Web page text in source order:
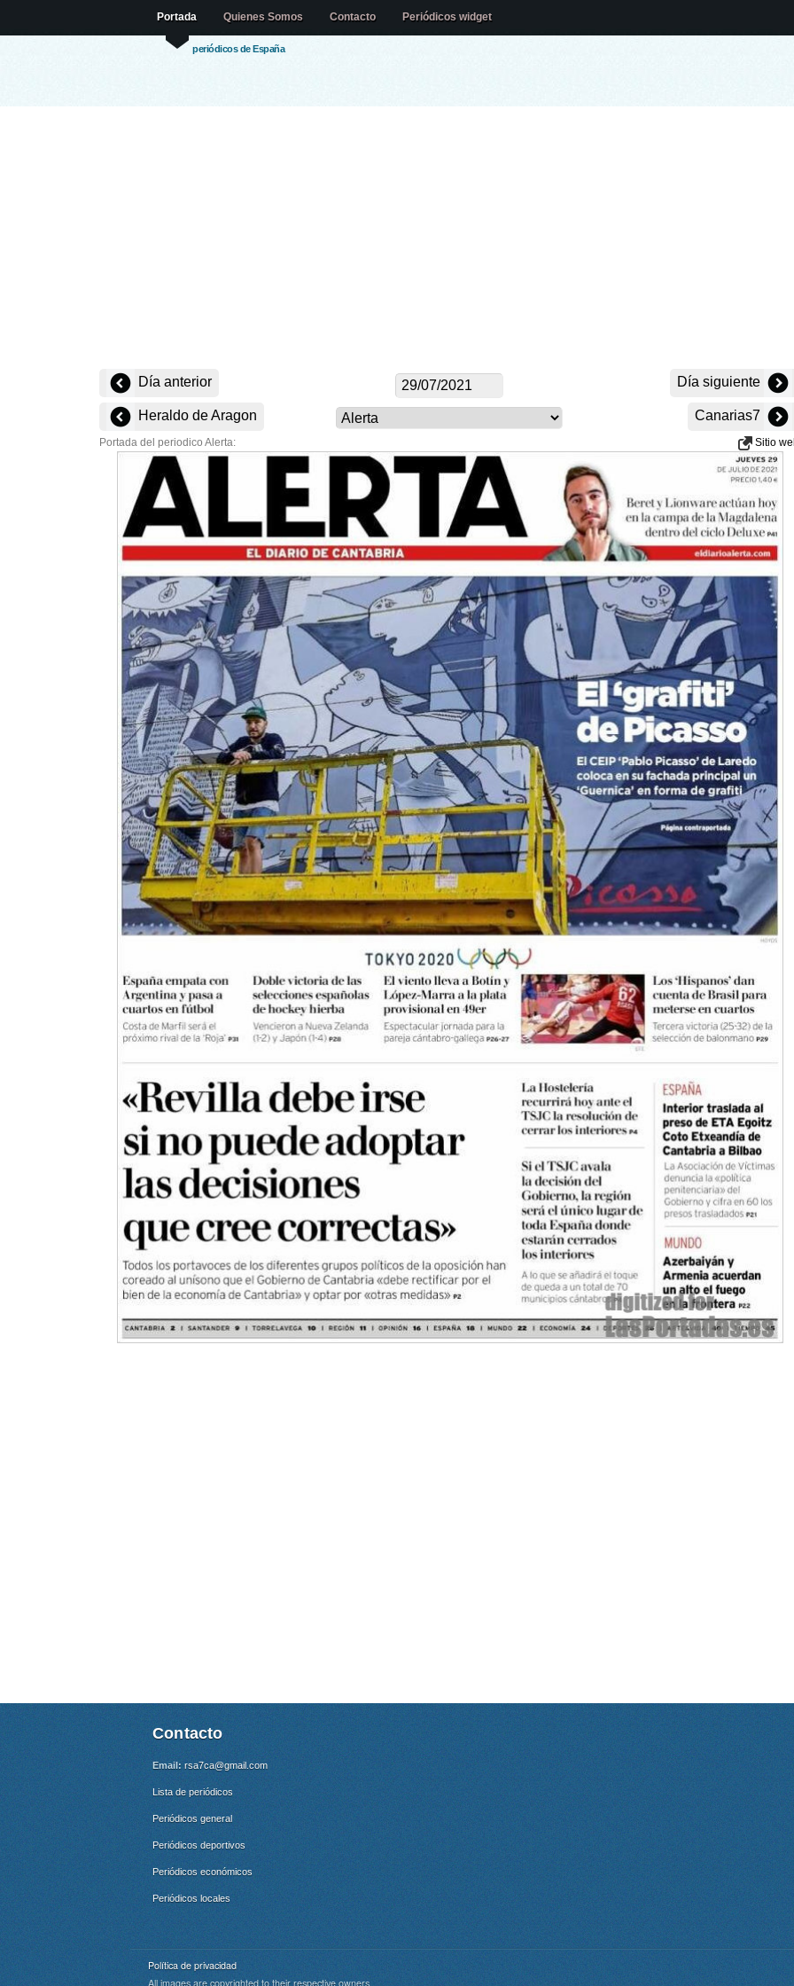
periódicos de España
Portada Quienes Somos Contacto Periódicos widget
Día anterior Día siguiente
Heraldo de Aragon Canarias7
Portada del periodico Alerta: Sitio
Contacto
Email: rsa7ca@gmail.com
Lista de periódicos
Periódicos general
Periódicos deportivos
Periódicos económicos
Periódicos locales
Política de privacidad
All images are copyrighted to their respective owners.